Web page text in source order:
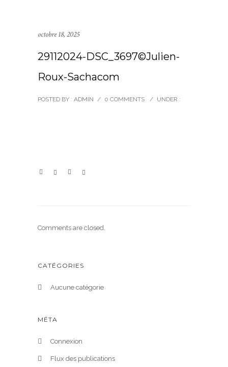
octobre 18, 2025
29112024-DSC_3697©Julien-
Roux-Sachacom
POSTED BY : ADMIN / 0 COMMENTS / UNDER :
Comments are closed.
CATÉGORIES
Aucune catégorie
MÉTA
Connexion
Flux des publications